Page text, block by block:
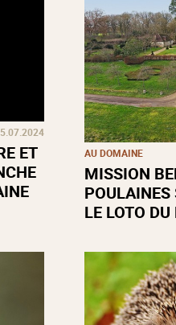
ET
AU DOMAINE
MISSION
POULAINES
LE LOTO